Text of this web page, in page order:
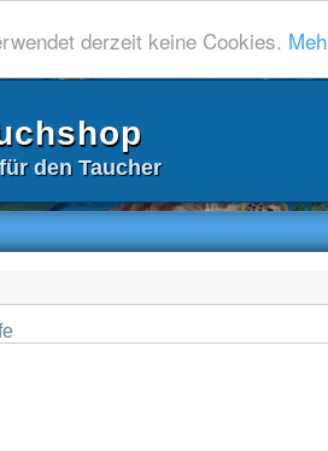
derzeit keine Cookies.
den Taucher